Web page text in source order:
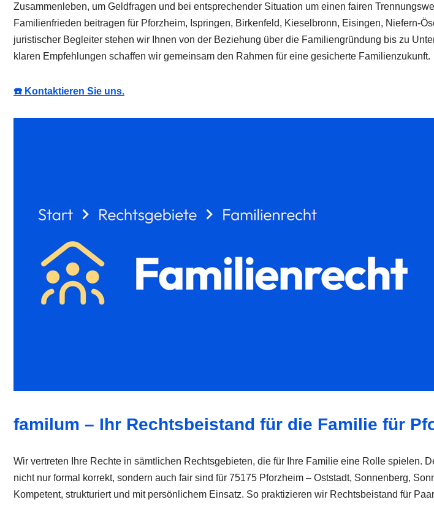
Zusammenleben, um Geldfragen und bei entsprechender Situation um einen fairen
Familienfrieden beitragen für Pforzheim, Ispringen, Birkenfeld, Kieselbronn, Eisingen, Niefern-
juristischer Begleiter stehen wir Ihnen von der Beziehung über die Familiengründung bis zu
klaren Empfehlungen schaffen wir gemeinsam den Rahmen für eine gesicherte Familienzukunft.
☎️ Kontaktieren Sie uns.
familum – Ihr Rechtsbeistand für die Familie für
Wir vertreten Ihre Rechte in sämtlichen Rechtsgebieten, die für Ihre Familie eine Rolle spielen.
nicht nur formal korrekt, sondern auch fair sind für 75175 Pforzheim – Oststadt, Sonnenberg,
Kompetent, strukturiert und mit persönlichem Einsatz. So praktizieren wir Rechtsbeistand für